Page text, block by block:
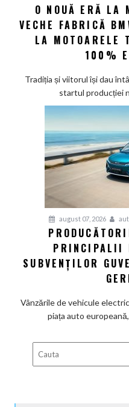
O NOUĂ ERĂ LA
VECHE FABRICĂ
LA MOTOARELE
100%
Tradiția și viitorul își dau
startul producției
august 07, 2026
PRINCIPALII
SUBVENȚILOR
Vânzările de vehicule
piața auto